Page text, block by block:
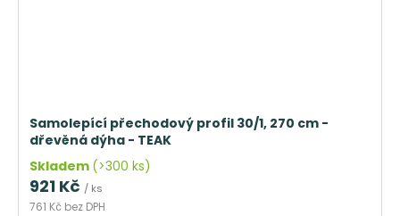
Samolepící přechodový profil 30/1, 270 cm -
dřevěná dýha - TEAK
Skladem (>300 ks)
761 Kč bez DPH
921 Kč / ks